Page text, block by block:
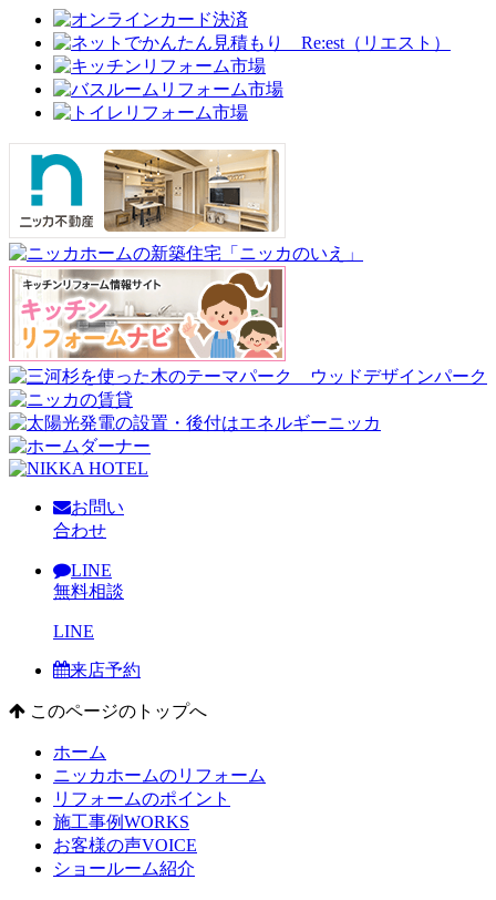
お問い
合わせ
LINE
無料相談
LINE
来店予約
このページのトップへ
ホーム
ニッカホームのリフォーム
リフォームのポイント
施工事例WORKS
お客様の声VOICE
ショールーム紹介